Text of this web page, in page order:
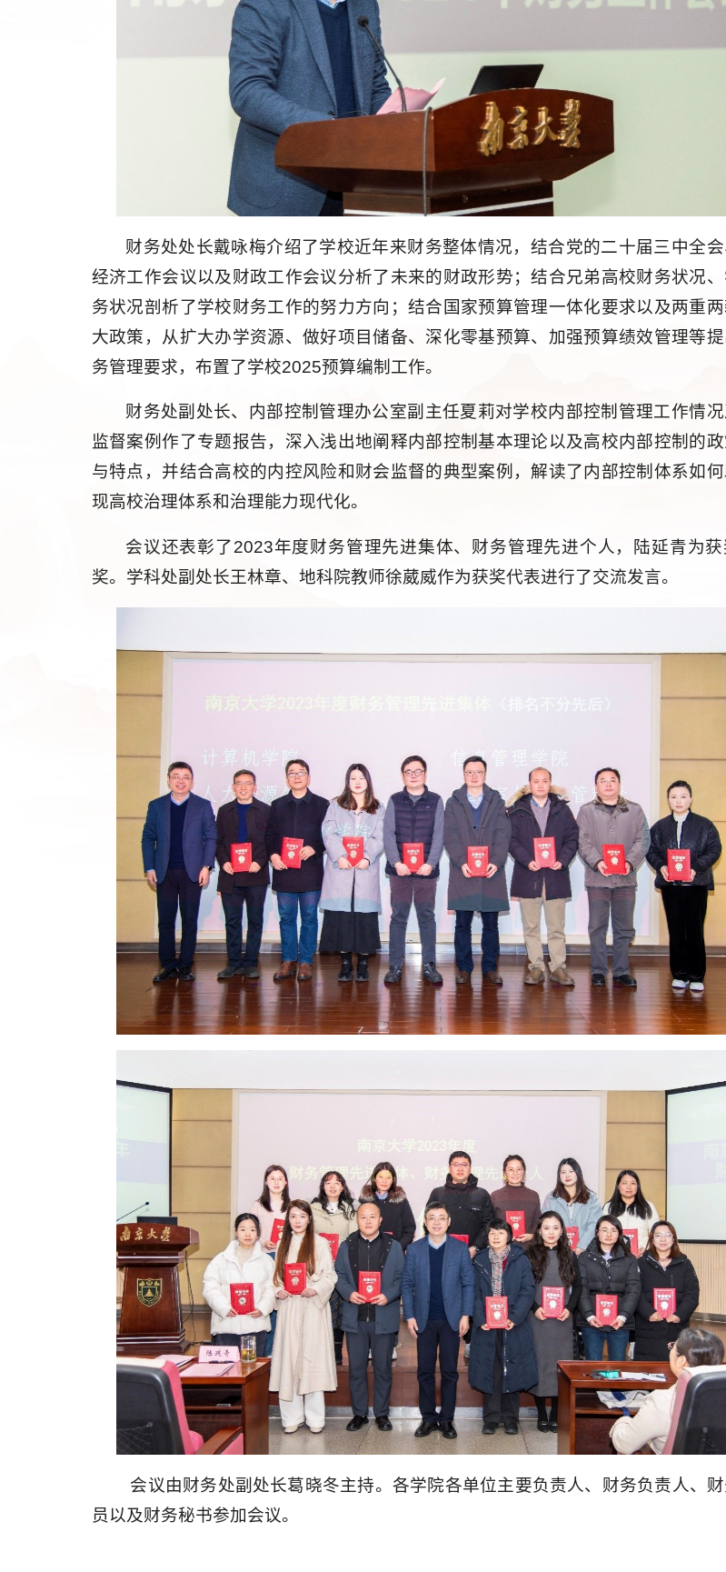
财务处处长戴咏梅介绍了学校近年来财务整体情况，结合党的二十届三中全
经济工作会议以及财政工作会议分析了未来的财政形势；结合兄弟高校财务状况
务状况剖析了学校财务工作的努力方向；结合国家预算管理一体化要求以及两重
大政策，从扩大办学资源、做好项目储备、深化零基预算、加强预算绩效管理等
务管理要求，布置了学校2025预算编制工作。
财务处副处长、内部控制管理办公室副主任夏莉对学校内部控制管理工作情
监督案例作了专题报告，深入浅出地阐释内部控制基本理论以及高校内部控制的
与特点，并结合高校的内控风险和财会监督的典型案例，解读了内部控制体系如
现高校治理体系和治理能力现代化。
会议还表彰了2023年度财务管理先进集体、财务管理先进个人，陆延青为
奖。学科处副处长王林章、地科院教师徐葳威作为获奖代表进行了交流发言。
会议由财务处副处长葛晓冬主持。 各学院各单位主要负责人、财务负责人、
员以及财务秘书参加会议。